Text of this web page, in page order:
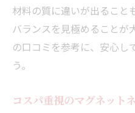
材料の質に違いが出ること
バランスを見極めることが
の口コミを参考に、安心し
う。
コスパ重視のマグネット